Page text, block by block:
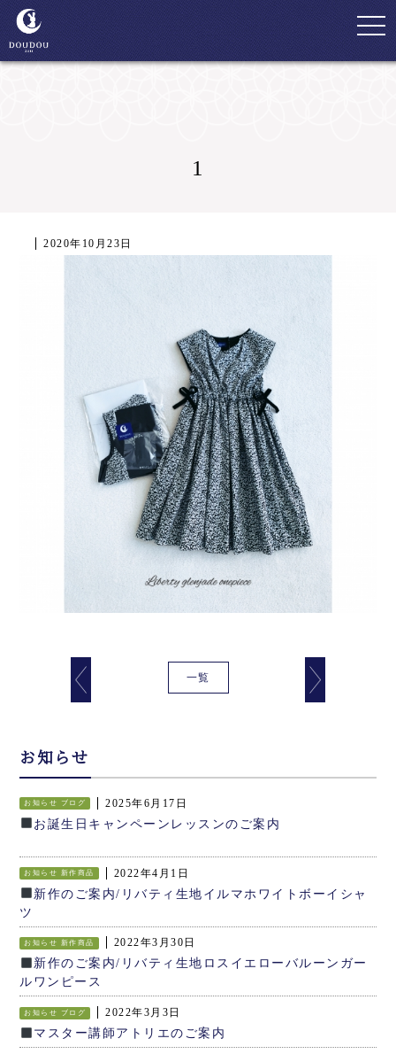
1
2020年10月23日
一覧
お知らせ
お知らせ ブログ 2025年6月17日
お誕生日キャンペーンレッスンのご案内
お知らせ 新作商品 2022年4月1日
新作のご案内/リバティ生地イルマホワイトボーイシャ
ツ
お知らせ 新作商品 2022年3月30日
新作のご案内/リバティ生地ロスイエローバルーンガー
ルワンピース
お知らせ ブログ 2022年3月3日
マスター講師アトリエのご案内